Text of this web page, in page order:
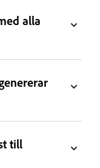
alla
till